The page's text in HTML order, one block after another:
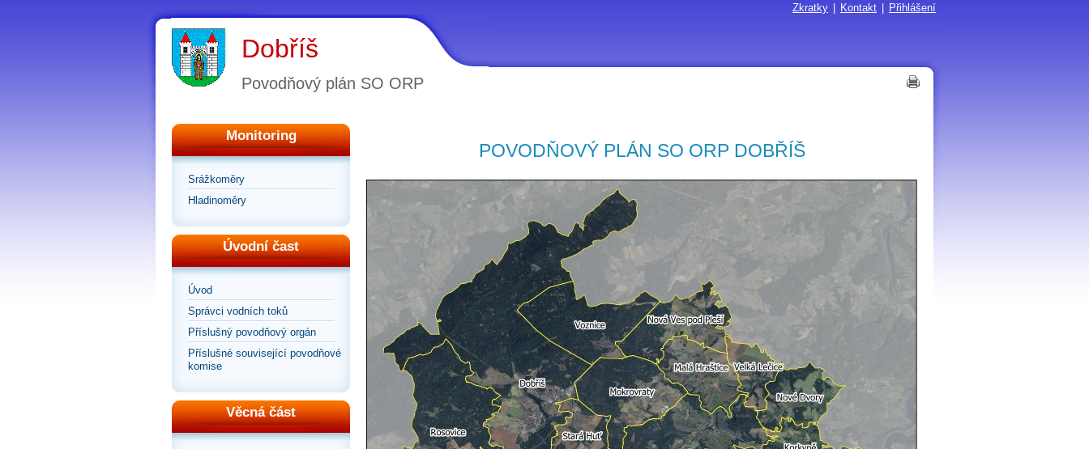
Zkratky Kontakt Přihlášení
Dobříš
Povodňový plán SO ORP
Monitoring
Srážkoměry
Hladinoměry
Úvodní čast
Úvod
Správci vodních toků
Příslušný povodňový orgán
Příslušné související povodňové
komise
Věcná část
POVODŇOVÝ PLÁN SO ORP DOBŘÍŠ